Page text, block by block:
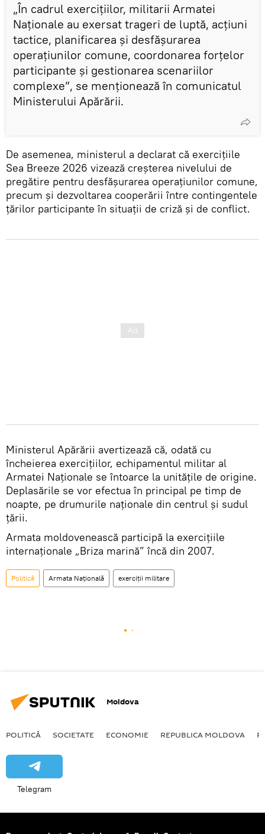
„În cadrul exercițiilor, militarii Armatei
Naționale au exersat trageri de luptă, acțiuni
tactice, planificarea și desfășurarea
operațiunilor comune, coordonarea forțelor
participante și gestionarea scenariilor
complexe”, se menționează în comunicatul
Ministerului Apărării.
De asemenea, ministerul a declarat că exercițiile
Sea Breeze 2026 vizează creșterea nivelului de
pregătire pentru desfășurarea operațiunilor comune,
precum și dezvoltarea cooperării între contingentele
țărilor participante în situații de criză și de conflict.
Ministerul Apărării avertizează că, odată cu
încheierea exercițiilor, echipamentul militar al
Armatei Naționale se întoarce la unitățile de origine.
Deplasările se vor efectua în principal pe timp de
noapte, pe drumurile naționale din centrul și sudul
țării.
Armata moldovenească participă la exercițiile
internaționale „Briza marină” încă din 2007.
Politică Armata Națională exerciții militare
Moldova
POLITICĂ SOCIETATE ECONOMIE REPUBLICA MOLDOVA
Telegram